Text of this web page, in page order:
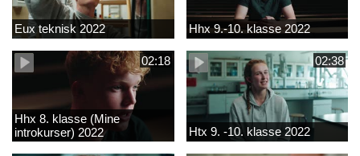
Eux teknisk 2022 Hhx 9.-10. klasse 2022
02:18
Hhx 8. klasse (Mine
introkurser) 2022
02:38
Htx 9. -10. klasse 2022